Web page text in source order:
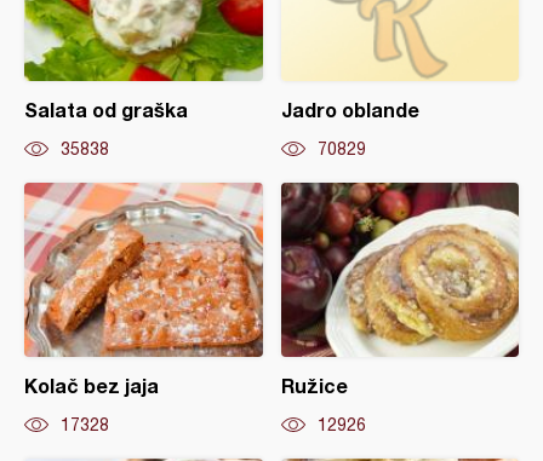
Salata od graška
35838
Jadro oblande
70829
Kolač bez jaja
17328
Ružice
12926